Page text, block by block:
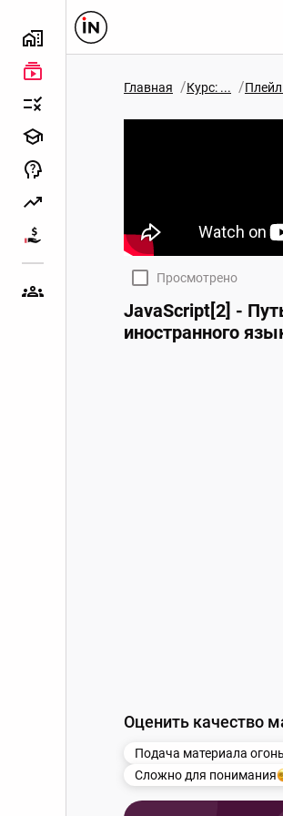
Главная /Курс: ... /
Просмотрено
JavaScript[2] -
иностранного
Оценить качество
Подача материала огонь
Сложно для понимания